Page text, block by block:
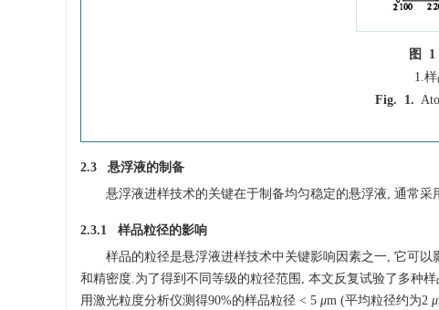
图 1
1.
Fig. 1.
2.3 悬浮液的制备
悬浮液进样技术的关键在于制备均匀稳定的悬浮液, 通常
2.3.1 样品粒径的影响
样品的粒径是悬浮液进样技术中关键影响因素之一, 它可
和精密度.为了得到不同等级的粒径范围, 本文反复试验了多种
用激光粒度分析仪测得90%的样品粒径 < 5 μm (平均粒径约为2 μ